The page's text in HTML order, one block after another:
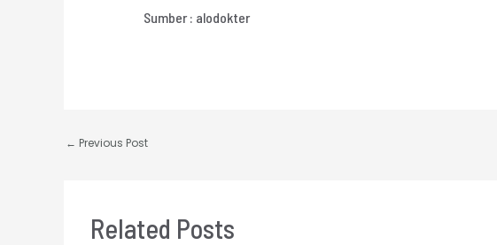
Sumber : alodokter
← Previous Post
Related Posts